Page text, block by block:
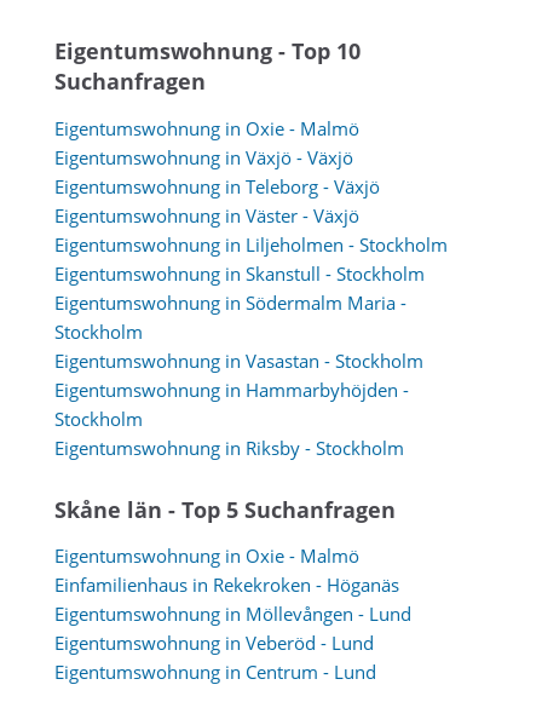
Eigentumswohnung - Top 10
Suchanfragen
Eigentumswohnung in Oxie - Malmö
Eigentumswohnung in Växjö - Växjö
Eigentumswohnung in Teleborg - Växjö
Eigentumswohnung in Väster - Växjö
Eigentumswohnung in Liljeholmen - Stockholm
Eigentumswohnung in Skanstull - Stockholm
Eigentumswohnung in Södermalm Maria -
Stockholm
Eigentumswohnung in Vasastan - Stockholm
Eigentumswohnung in Hammarbyhöjden -
Stockholm
Eigentumswohnung in Riksby - Stockholm
Skåne län - Top 5 Suchanfragen
Eigentumswohnung in Oxie - Malmö
Einfamilienhaus in Rekekroken - Höganäs
Eigentumswohnung in Möllevången - Lund
Eigentumswohnung in Veberöd - Lund
Eigentumswohnung in Centrum - Lund